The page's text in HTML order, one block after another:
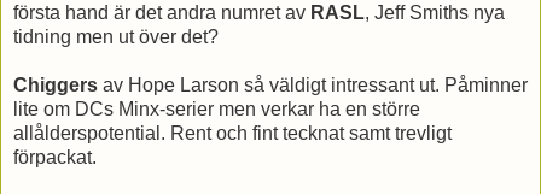
första hand är det andra numret av RASL, Jeff Smiths nya
tidning men ut över det?
Chiggers av Hope Larson så väldigt intressant ut. Påminner
lite om DCs Minx-serier men verkar ha en större
allålderspotential. Rent och fint tecknat samt trevligt
förpackat.